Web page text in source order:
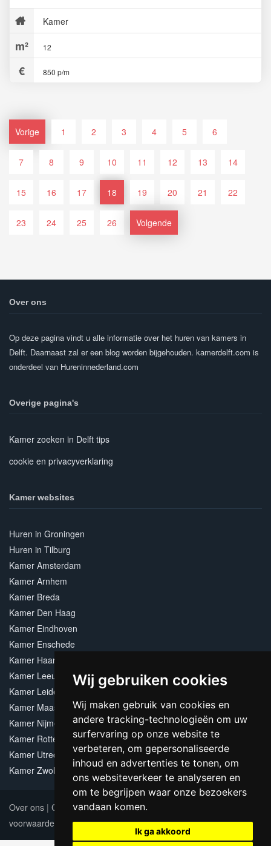
Wij gebruiken cookies
Wij maken gebruik van cookies en
andere tracking-technologieën om uw
surfervaring op onze website te
verbeteren, om gepersonaliseerde
inhoud en advertenties te tonen, om
ons websiteverkeer te analyseren en
om te begrijpen waar onze bezoekers
vandaan komen.
Ik ga akkoord
Kamer
12
850 p/m
Vorige 1 2 3 4 5 6
7 8 9 10 11 12 13 14
15 16 17 18 19 20 21 22
23 24 25 26 Volgende
Over ons
Op deze pagina vindt u alle informatie over het huren van kamers in
Delft. Daarnaast zal er een blog worden bijgehouden. kamerdelft.com is
onderdeel van Hureninnederland.com
Overige pagina's
Kamer zoeken in Delft tips
cookie en privacyverklaring
Kamer websites
Huren in Groningen
Huren in Tilburg
Kamer Amsterdam
Kamer Arnhem
Kamer Breda
Kamer Den Haag
Kamer Eindhoven
Kamer Enschede
Kamer Haarlem
Kamer Leeuwarden
Kamer Leiden
Kamer Maastricht
Kamer Nijmegen
Kamer Rotterdam
Kamer Utrecht
Kamer Zwolle
Over ons | Contact|Adverteren|Sitemap
voorwaarden
Update cookies preferences